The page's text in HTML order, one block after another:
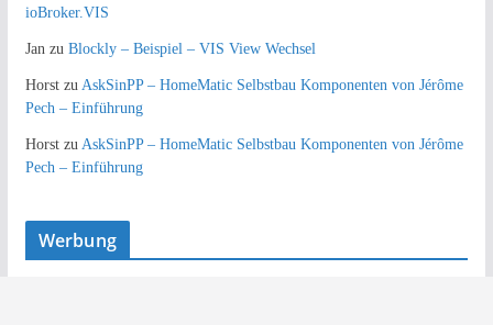
ioBroker.VIS
Janzu Blockly – Beispiel – VIS View Wechsel
Horstzu AskSinPP – HomeMatic Selbstbau Komponenten von Jérôme
Pech – Einführung
Horstzu AskSinPP – HomeMatic Selbstbau Komponenten von Jérôme
Pech – Einführung
Werbung